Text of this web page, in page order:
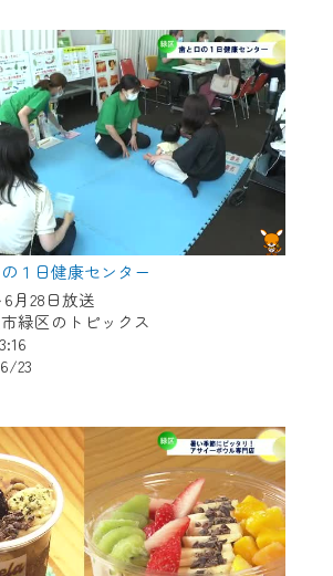
の１日健康センター
6月28日放送
緑区のトピックス
23
す。
などのフリーメールアドレ
能です）
のログイン・MyIDの新規登
ら
をご利用中の方は引き続き
ます。
ス情報＞
のリニューアルにともないメ
を予定しています。
の画面が「メン
になり、ご利用いただけませ
けいたしますが、ご了承の程
いいたします。